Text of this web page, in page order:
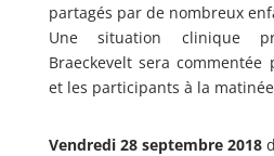
partagés par de nombreux
Une situation clinique
Braeckevelt sera commentée
et les participants à la
Vendredi 28 septembre 2018